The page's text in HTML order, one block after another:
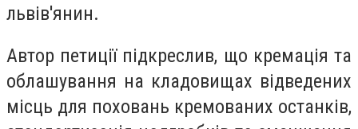
львів'янин.
Автор петиції підкреслив, що кремація та
облашування на кладовищах відведених
місць для поховань кремованих останків,